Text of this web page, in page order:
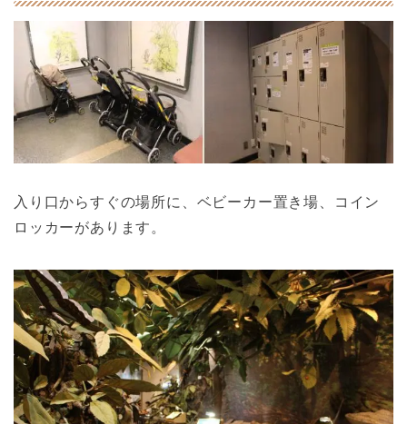
入り口からすぐの場所に、ベビーカー置き場、コイン
ロッカーがあります。